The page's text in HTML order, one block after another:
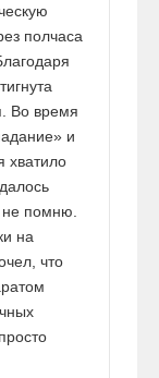
полчаса
Во время
и
хватило
не помню.
на
что